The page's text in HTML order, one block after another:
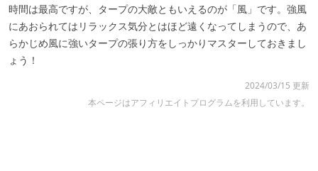
時間は最高ですが、タープの大敵ともいえるのが「風」です。強風
にあおられてはリラックス気分とはほど遠くなってしまうので、あ
らかじめ風に強いタープの張り方をしっかりマスターしておきまし
ょう！
2024/03/15 更新
本ページはアフィリエイトプログラムを利用しています。